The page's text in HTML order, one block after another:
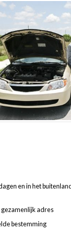
en in het
gezamenlijk adres
bestemming